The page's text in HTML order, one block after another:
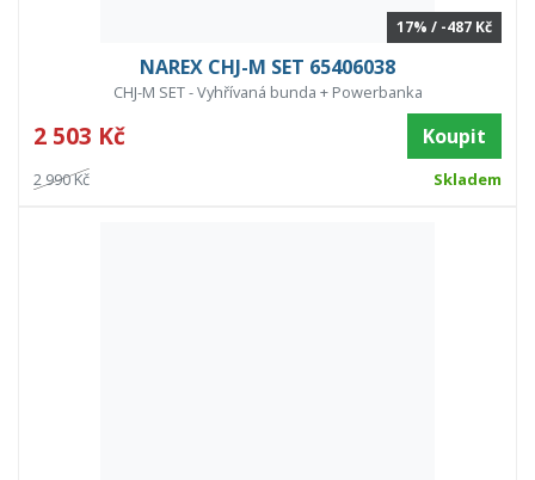
17% / -487 Kč
NAREX CHJ-M SET 65406038
CHJ-M SET - Vyhřívaná bunda + Powerbanka
2 503 Kč Koupit
2 990 Kč Skladem